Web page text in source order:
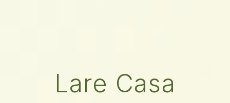
Lare Casa